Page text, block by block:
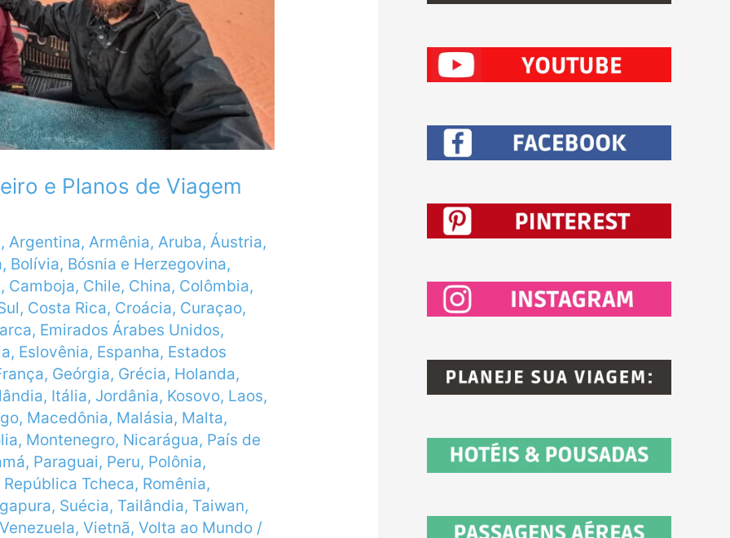
e Planos de Viagem
, Argentina, Armênia, Aruba, Áustria,
, Bolívia, Bósnia e Herzegovina,
, Camboja, Chile, China, Colômbia,
, Costa Rica, Croácia, Curaçao,
, Emirados Árabes Unidos,
, Eslovênia, Espanha, Estados
, Geórgia, Grécia, Holanda,
, Itália, Jordânia, Kosovo, Laos,
, Macedônia, Malásia, Malta,
, Montenegro, Nicarágua, País de
, Paraguai, Peru, Polônia,
República Tcheca, Romênia,
, Suécia, Tailândia, Taiwan,
Venezuela, Vietnã, Volta ao Mundo/